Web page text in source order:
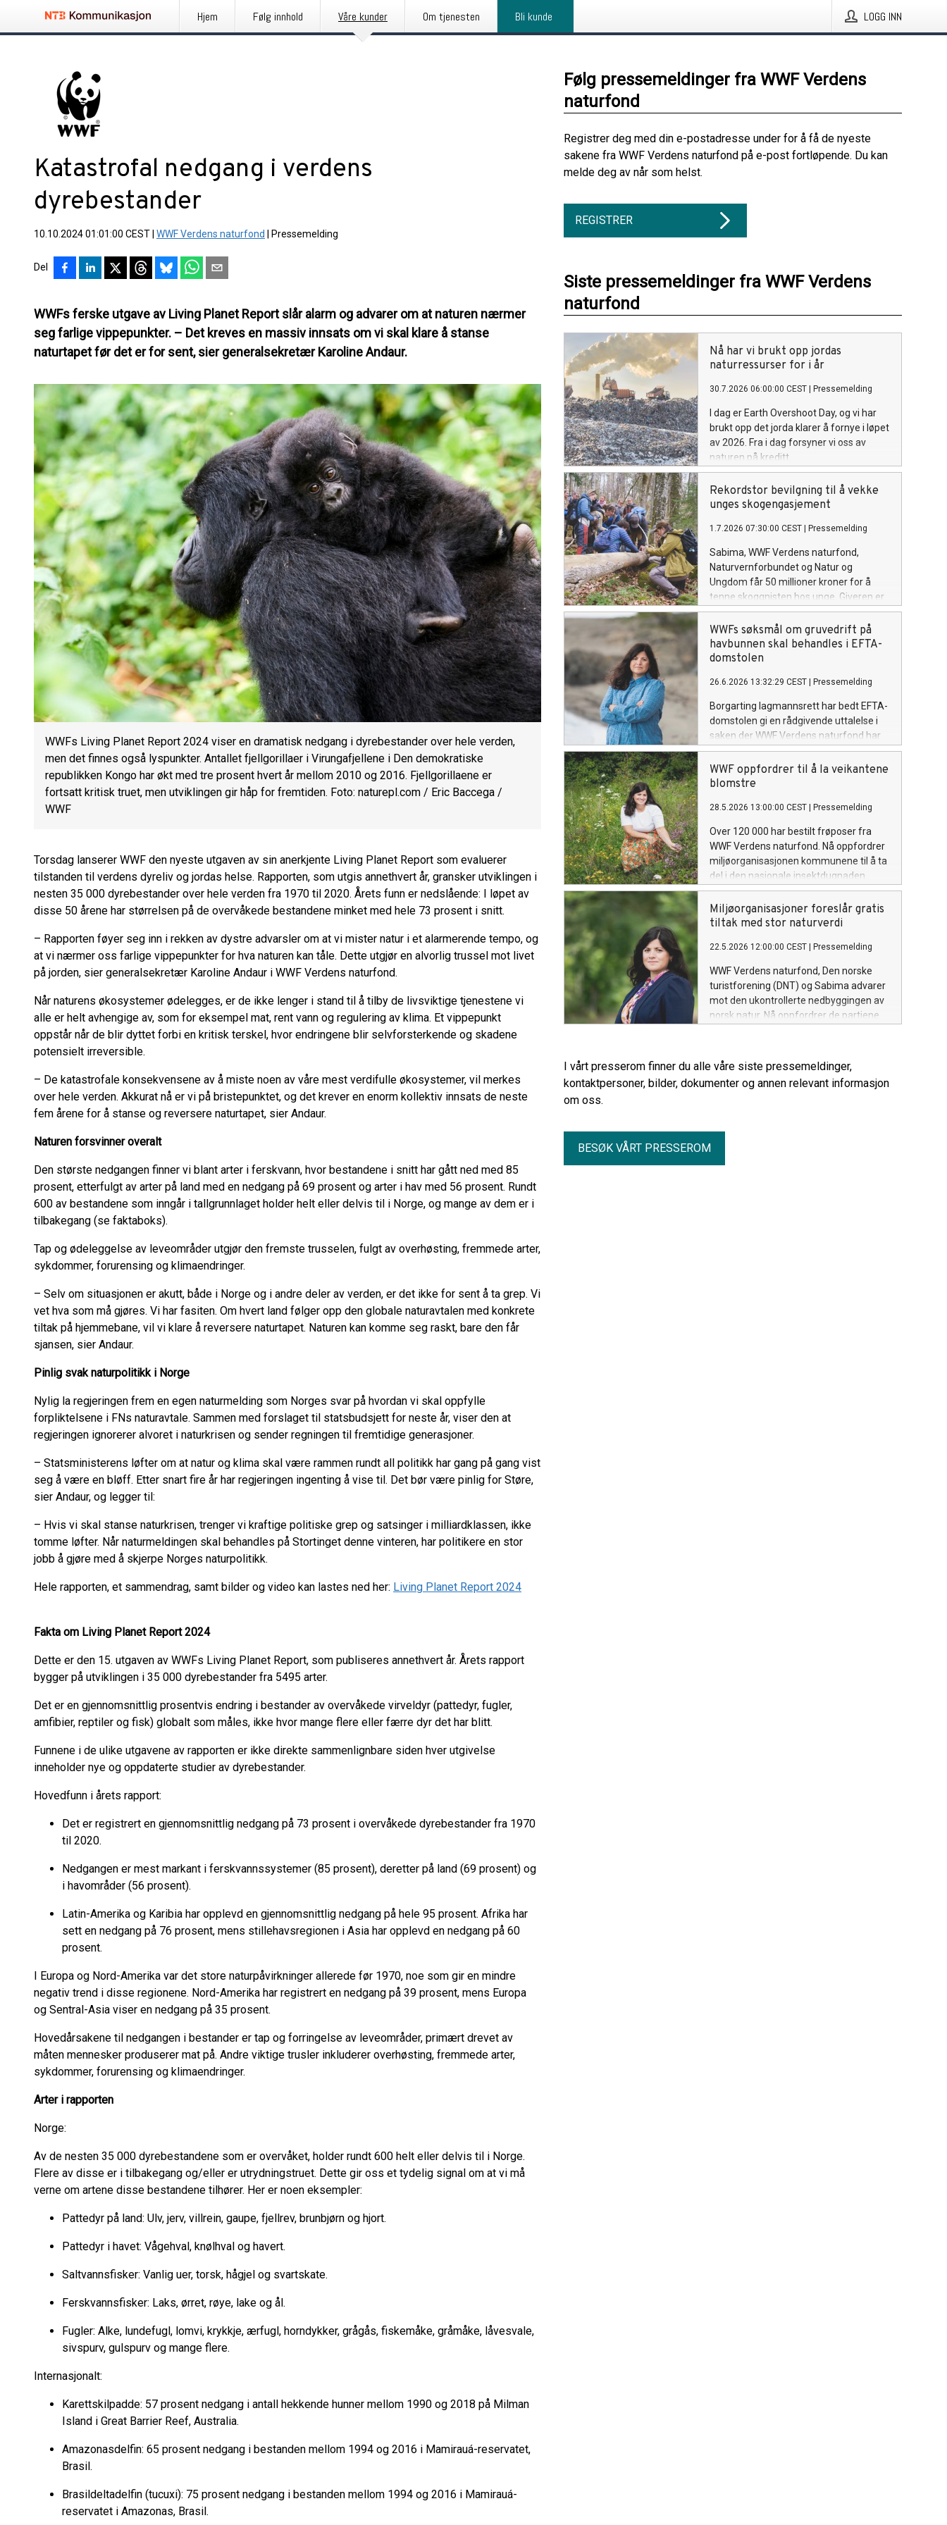
Hjem Følg innhold Våre kunder Om tjenesten Bli kunde LOGG INN
Katastrofal nedgang i verdens
dyrebestander
10.10.2024 01:01:00 CEST WWF Verdens naturfond Pressemelding
Del
WWFs ferske utgave av Living Planet Report slår alarm og advarer om at naturen nærmer
seg farlige vippepunkter. – Det kreves en massiv innsats om vi skal klare å stanse
naturtapet før det er for sent, sier generalsekretær Karoline Andaur.
WWFs Living Planet Report 2024 viser en dramatisk nedgang i dyrebestander over hele verden,
men det finnes også lyspunkter. Antallet fjellgorillaer i Virungafjellene i Den demokratiske
republikken Kongo har økt med tre prosent hvert år mellom 2010 og 2016. Fjellgorillaene er
fortsatt kritisk truet, men utviklingen gir håp for fremtiden. Foto: naturepl.com / Eric Baccega /
WWF
Torsdag lanserer WWF den nyeste utgaven av sin anerkjente Living Planet Report som evaluerer
tilstanden til verdens dyreliv og jordas helse. Rapporten, som utgis annethvert år, gransker utviklingen i
nesten 35 000 dyrebestander over hele verden fra 1970 til 2020. Årets funn er nedslående: I løpet av
disse 50 årene har størrelsen på de overvåkede bestandene minket med hele 73 prosent i snitt.
– Rapporten føyer seg inn i rekken av dystre advarsler om at vi mister natur i et alarmerende tempo, og
at vi nærmer oss farlige vippepunkter for hva naturen kan tåle. Dette utgjør en alvorlig trussel mot livet
på jorden, sier generalsekretær Karoline Andaur i WWF Verdens naturfond.
Når naturens økosystemer ødelegges, er de ikke lenger i stand til å tilby de livsviktige tjenestene vi
alle er helt avhengige av, som for eksempel mat, rent vann og regulering av klima. Et vippepunkt
oppstår når de blir dyttet forbi en kritisk terskel, hvor endringene blir selvforsterkende og skadene
potensielt irreversible.
– De katastrofale konsekvensene av å miste noen av våre mest verdifulle økosystemer, vil merkes
over hele verden. Akkurat nå er vi på bristepunktet, og det krever en enorm kollektiv innsats de neste
fem årene for å stanse og reversere naturtapet, sier Andaur.
Naturen forsvinner overalt
Den største nedgangen finner vi blant arter i ferskvann, hvor bestandene i snitt har gått ned med 85
prosent, etterfulgt av arter på land med en nedgang på 69 prosent og arter i hav med 56 prosent. Rundt
600 av bestandene som inngår i tallgrunnlaget holder helt eller delvis til i Norge, og mange av dem er i
tilbakegang (se faktaboks).
Tap og ødeleggelse av leveområder utgjør den fremste trusselen, fulgt av overhøsting, fremmede arter,
sykdommer, forurensing og klimaendringer.
– Selv om situasjonen er akutt, både i Norge og i andre deler av verden, er det ikke for sent å ta grep. Vi
vet hva som må gjøres. Vi har fasiten. Om hvert land følger opp den globale naturavtalen med konkrete
tiltak på hjemmebane, vil vi klare å reversere naturtapet. Naturen kan komme seg raskt, bare den får
sjansen, sier Andaur.
Pinlig svak naturpolitikk i Norge
Nylig la regjeringen frem en egen naturmelding som Norges svar på hvordan vi skal oppfylle
forpliktelsene i FNs naturavtale. Sammen med forslaget til statsbudsjett for neste år, viser den at
regjeringen ignorerer alvoret i naturkrisen og sender regningen til fremtidige generasjoner.
– Statsministerens løfter om at natur og klima skal være rammen rundt all politikk har gang på gang vist
seg å være en bløff. Etter snart fire år har regjeringen ingenting å vise til. Det bør være pinlig for Støre,
sier Andaur, og legger til:
– Hvis vi skal stanse naturkrisen, trenger vi kraftige politiske grep og satsinger i milliardklassen, ikke
tomme løfter. Når naturmeldingen skal behandles på Stortinget denne vinteren, har politikere en stor
jobb å gjøre med å skjerpe Norges naturpolitikk.
Hele rapporten, et sammendrag, samt bilder og video kan lastes ned her: Living Planet Report 2024
Fakta om Living Planet Report 2024
Dette er den 15. utgaven av WWFs Living Planet Report, som publiseres annethvert år. Årets rapport
bygger på utviklingen i 35 000 dyrebestander fra 5495 arter.
Det er en gjennomsnittlig prosentvis endring i bestander av overvåkede virveldyr (pattedyr, fugler,
amfibier, reptiler og fisk) globalt som måles, ikke hvor mange flere eller færre dyr det har blitt.
Funnene i de ulike utgavene av rapporten er ikke direkte sammenlignbare siden hver utgivelse
inneholder nye og oppdaterte studier av dyrebestander.
Hovedfunn i årets rapport:
Det er registrert en gjennomsnittlig nedgang på 73 prosent i overvåkede dyrebestander fra 1970
til 2020.
Nedgangen er mest markant i ferskvannssystemer (85 prosent), deretter på land (69 prosent) og
i havområder (56 prosent).
Latin-Amerika og Karibia har opplevd en gjennomsnittlig nedgang på hele 95 prosent. Afrika har
sett en nedgang på 76 prosent, mens stillehavsregionen i Asia har opplevd en nedgang på 60
prosent.
I Europa og Nord-Amerika var det store naturpåvirkninger allerede før 1970, noe som gir en mindre
negativ trend i disse regionene. Nord-Amerika har registrert en nedgang på 39 prosent, mens Europa
og Sentral-Asia viser en nedgang på 35 prosent.
Hovedårsakene til nedgangen i bestander er tap og forringelse av leveområder, primært drevet av
måten mennesker produserer mat på. Andre viktige trusler inkluderer overhøsting, fremmede arter,
sykdommer, forurensing og klimaendringer.
Arter i rapporten
Norge:
Av de nesten 35 000 dyrebestandene som er overvåket, holder rundt 600 helt eller delvis til i Norge.
Flere av disse er i tilbakegang og/eller er utrydningstruet. Dette gir oss et tydelig signal om at vi må
verne om artene disse bestandene tilhører. Her er noen eksempler:
Pattedyr på land: Ulv, jerv, villrein, gaupe, fjellrev, brunbjørn og hjort.
Pattedyr i havet: Vågehval, knølhval og havert.
Saltvannsfisker: Vanlig uer, torsk, hågjel og svartskate.
Ferskvannsfisker: Laks, ørret, røye, lake og ål.
Fugler: Alke, lundefugl, lomvi, krykkje, ærfugl, horndykker, grågås, fiskemåke, gråmåke, låvesvale,
sivspurv, gulspurv og mange flere.
Internasjonalt:
Karettskilpadde: 57 prosent nedgang i antall hekkende hunner mellom 1990 og 2018 på Milman
Island i Great Barrier Reef, Australia.
Amazonasdelfin: 65 prosent nedgang i bestanden mellom 1994 og 2016 i Mamirauá-reservatet,
Brasil.
Brasildeltadelfin (tucuxi): 75 prosent nedgang i bestanden mellom 1994 og 2016 i Mamirauá-
reservatet i Amazonas, Brasil.
Følg pressemeldinger fra WWF Verdens
naturfond
Registrer deg med din e-postadresse under for å få de nyeste
sakene fra WWF Verdens naturfond på e-post fortløpende. Du kan
melde deg av når som helst.
REGISTRER
Siste pressemeldinger fra WWF Verdens
naturfond
Nå har vi brukt opp jordas
naturressurser for i år
30.7.2026 06:00:00 CEST Pressemelding
I dag er Earth Overshoot Day, og vi har
brukt opp det jorda klarer å fornye i løpet
av 2026. Fra i dag forsyner vi oss av
naturen på kreditt.
Rekordstor bevilgning til å vekke
unges skogengasjement
1.7.2026 07:30:00 CEST Pressemelding
Sabima, WWF Verdens naturfond,
Naturvernforbundet og Natur og
Ungdom får 50 millioner kroner for å
tenne skoggnisten hos unge. Giveren er
Sparebankstiftelsen DNB, og dette er
den største tildelingen i sitt slag.
WWFs søksmål om gruvedrift på
havbunnen skal behandles i EFTA-
domstolen
26.6.2026 13:32:29 CEST Pressemelding
Borgarting lagmannsrett har bedt EFTA-
domstolen gi en rådgivende uttalelse i
saken der WWF Verdens naturfond har
saksøkt den norske stat for
beslutningen om å åpne for gruvedrift
på havbunnen i 2024.
WWF oppfordrer til å la veikantene
blomstre
28.5.2026 13:00:00 CEST Pressemelding
Over 120 000 har bestilt frøposer fra
WWF Verdens naturfond. Nå oppfordrer
miljøorganisasjonen kommunene til å ta
del i den nasjonale insektdugnaden.
Miljøorganisasjoner foreslår gratis
tiltak med stor naturverdi
22.5.2026 12:00:00 CEST Pressemelding
WWF Verdens naturfond, Den norske
turistforening (DNT) og Sabima advarer
mot den ukontrollerte nedbyggingen av
norsk natur. Nå oppfordrer de partiene
I vårt presserom finner du alle våre siste pressemeldinger,
kontaktpersoner, bilder, dokumenter og annen relevant informasjon
om oss.
BESØK VÅRT PRESSEROM